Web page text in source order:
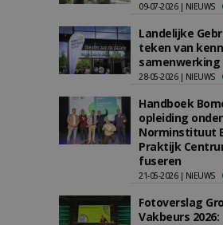
09-07-2026 | NIEUWS
Landelijke
teken van
samenwerking
28-05-2026 | NIEUWS
Handboek
opleiding
Norminstituut
Praktijk
fuseren
21-05-2026 | NIEUWS
Fotoverslag
Vakbeurs 2026: